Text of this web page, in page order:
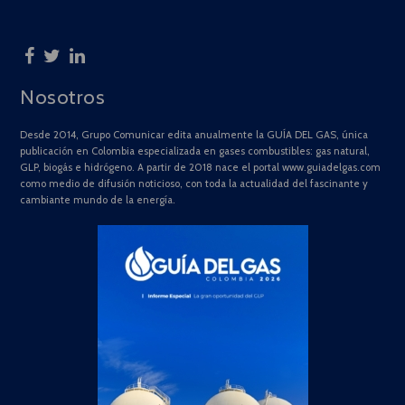
Nosotros
Desde 2014, Grupo Comunicar edita anualmente la GUÍA DEL GAS, única
publicación en Colombia especializada en gases combustibles: gas natural,
GLP, biogás e hidrógeno. A partir de 2018 nace el portal www.guiadelgas.com
como medio de difusión noticioso, con toda la actualidad del fascinante y
cambiante mundo de la energía.